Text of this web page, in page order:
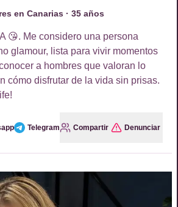
en Canarias · 35 años
😘. Me considero una persona
glamour, lista para vivir momentos
a hombres que valoran lo
cómo disfrutar de la vida sin prisas.
Telegram Compartir Denunciar